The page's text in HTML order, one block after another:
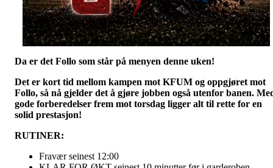
Da er det Follo som står på menyen denne uken!
Det er kort tid mellom kampen mot KFUM og oppgjøret mot
Follo, så nå gjelder det å gjøre jobben også utenfor banen.
gode forberedelser frem mot torsdag ligger alt til rette for en
solid prestasjon!
RUTINER:
Fravær seinest 12:00